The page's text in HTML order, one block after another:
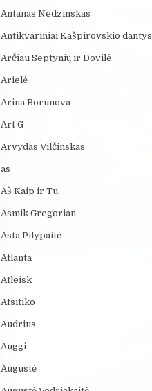
Antanas Nedzinskas
Antikvariniai Kašpirovskio dantys
Arčiau Septynių ir Dovilė
Arielė
Arina Borunova
Art G
Arvydas Vilčinskas
as
Aš Kaip ir Tu
Asmik Gregorian
Asta Pilypaitė
Atlanta
Atleisk
Atsitiko
Audrius
Auggi
Augustė